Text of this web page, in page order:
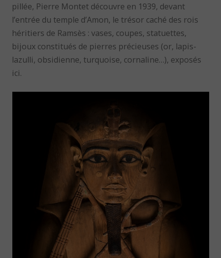
pillée, Pierre Montet découvre en 1939, devant
l’entrée du temple d’Amon, le trésor caché des rois
héritiers de Ramsès : vases, coupes, statuettes,
bijoux constitués de pierres précieuses (or, lapis-
lazulli, obsidienne, turquoise, cornaline…), exposés
ici.